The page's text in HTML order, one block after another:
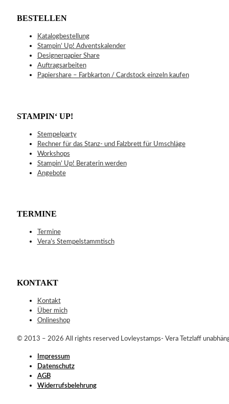
BESTELLEN
Katalogbestellung
Stampin’ Up! Adventskalender
Designerpapier Share
Auftragsarbeiten
Papiershare – Farbkarton / Cardstock einzeln kaufen
STAMPIN‘ UP!
Stempelparty
Rechner für das Stanz- und Falzbrett für Umschläge
Workshops
Stampin’ Up! Beraterin werden
Angebote
TERMINE
Termine
Vera’s Stempelstammtisch
KONTAKT
Kontakt
Über mich
Onlineshop
© 2013 – 2026 All rights reserved Lovleystamps- Vera Tetzlaff
Impressum
Datenschutz
AGB
Widerrufsbelehrung